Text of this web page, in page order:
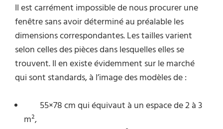
Il est carrément impossible de nous procurer une
fenêtre sans avoir déterminé au préalable les
dimensions correspondantes. Les tailles varient
selon celles des pièces dans lesquelles elles se
trouvent. Il en existe évidemment sur le marché
qui sont standards, à l’image des modèles de :
55×78 cm qui équivaut à un espace de 2 à 3
m²,